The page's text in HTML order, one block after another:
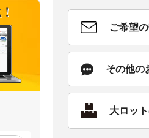
ご希望
その他の
大ロッ